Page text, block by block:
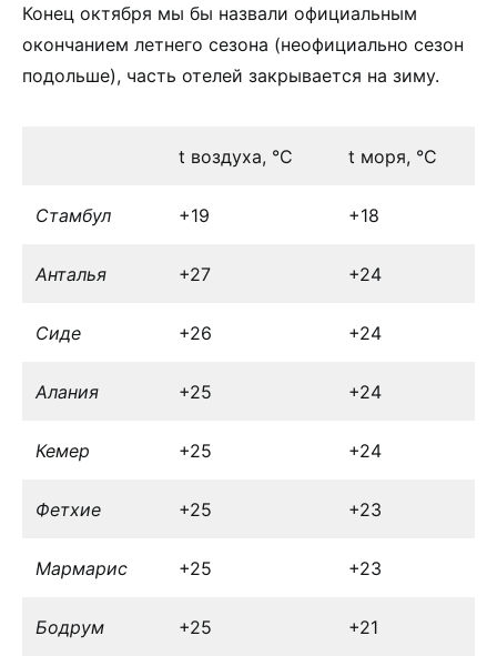
Конец октября мы бы назвали официальным
окончанием летнего сезона (неофициально сезон
подольше), часть отелей закрывается на зиму.
t воздуха, °С t моря, °С
Стамбул +19 +18
Анталья +27 +24
Сиде +26 +24
Алания +25 +24
Кемер +25 +24
Фетхие +25 +23
Мармарис +25 +23
Бодрум +25 +21